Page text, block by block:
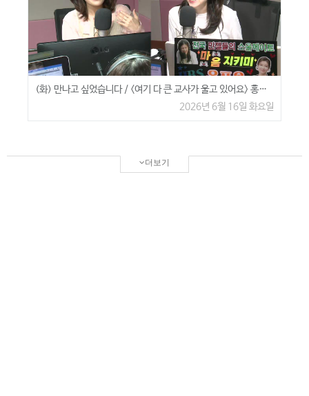
(화) 만나고 싶었습니다 / <여기 다 큰 교사가 울고 있어요> 홍지이 작가님
2026년 6월 16일 화요일
더보기